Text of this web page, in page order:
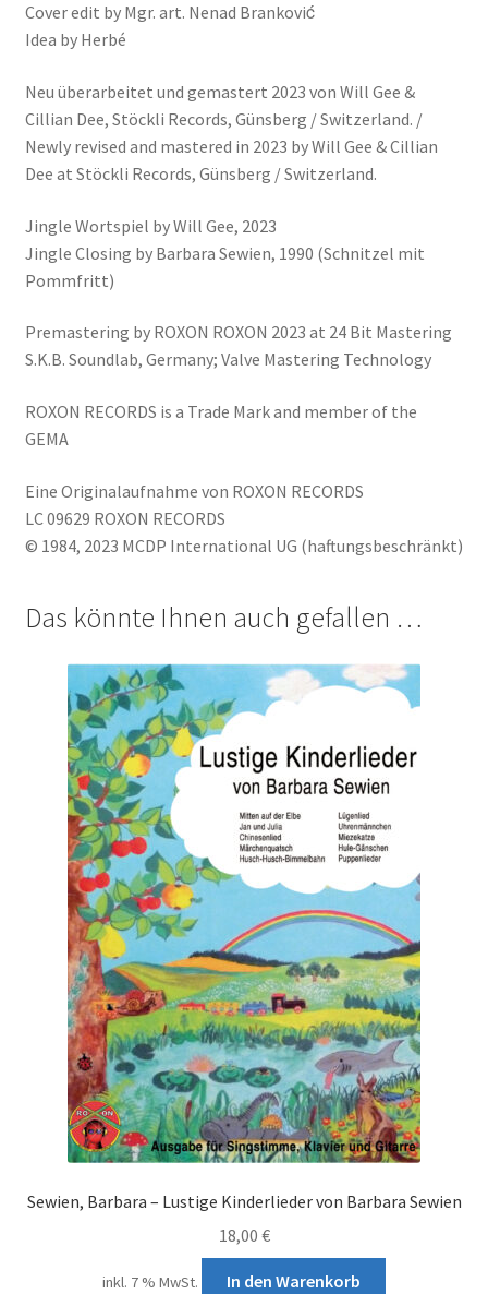
Cover edit by Mgr. art. Nenad Branković
Idea by Herbé
Neu überarbeitet und gemastert 2023 von Will Gee &
Cillian Dee, Stöckli Records, Günsberg / Switzerland. /
Newly revised and mastered in 2023 by Will Gee & Cillian
Dee at Stöckli Records, Günsberg / Switzerland.
Jingle Wortspiel by Will Gee, 2023
Jingle Closing by Barbara Sewien, 1990 (Schnitzel mit
Pommfritt)
Premastering by ROXON ROXON 2023 at 24 Bit Mastering
S.K.B. Soundlab, Germany; Valve Mastering Technology
ROXON RECORDS is a Trade Mark and member of the
GEMA
Eine Originalaufnahme von ROXON RECORDS
LC 09629 ROXON RECORDS
© 1984, 2023 MCDP International UG (haftungsbeschränkt)
Das könnte Ihnen auch gefallen …
Sewien, Barbara – Lustige Kinderlieder von Barbara Sewien
18,00 €
inkl. 7 % MwSt. In den Warenkorb